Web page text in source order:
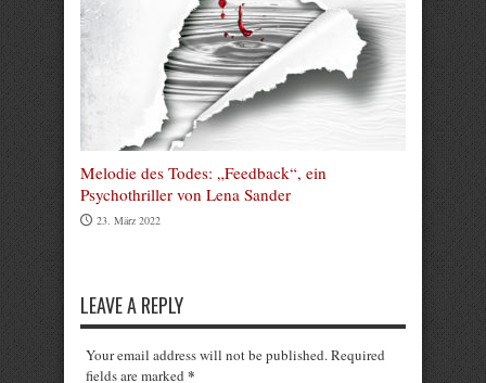
Melodie des Todes: „Feedback“, ein
Psychothriller von Lena Sander
23. März 2022
LEAVE A REPLY
Your email address will not be published. Required
fields are marked *